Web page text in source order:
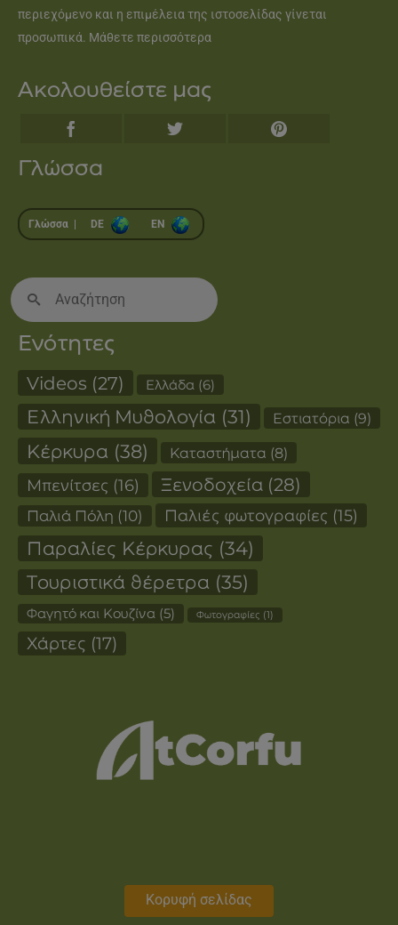
περιεχόμενο και η επιμέλεια της ιστοσελίδας γίνεται
προσωπικά. Μάθετε περισσότερα
Ακολουθείστε μας
Γλώσσα
Γλώσσα | DE EN
Search
for:
Ενότητες
Videos (27) Ελλάδα (6)
Ελληνική Μυθολογία (31) Εστιατόρια (9)
Κέρκυρα (38) Καταστήματα (8)
Μπενίτσες (16) Ξενοδοχεία (28)
Παλιά Πόλη (10) Παλιές φωτογραφίες (15)
Παραλίες Κέρκυρας (34)
Τουριστικά θέρετρα (35)
Φαγητό και Κουζίνα (5) Φωτογραφίες (1)
Χάρτες (17)
Κορυφή σελίδας